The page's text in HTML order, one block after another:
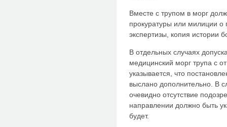
Вместе с трупом в морг
прокуратуры или милиции о
экспертизы, копия истории
В отдельных случаях
медицинский морг трупа с
указывается, что
выслано дополнительно. В
очевидно отсутствие
направлении должно быть
будет.